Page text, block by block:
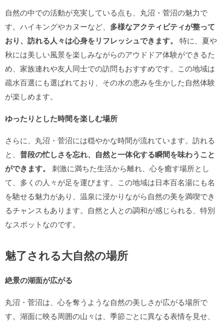
自然の中での活動が充実している点も、丸沼・菅沼の魅力で
す。ハイキングやカヌーなど、 多様なアクティビティが整って
おり、訪れる人々は心身をリフレッシュできます。
特に、夏や
秋には美しい風景を楽しみながらのアウドドア体験ができるた
め、家族連れや友人同士での訪問もおすすめです。この地域は
疏水百選にも選ばれており、その水の恵みを生かした自然体験
が楽しめます。
ゆったりとした時間を楽しむ場所
さらに、丸沼・菅沼には穏やかな時間が流れています。訪れる
と、 普段の忙しさを忘れ、自然と一体化する瞬間を味わうこと
ができます。
刺激に満ちた生活から離れ、心を癒す場所とし
て、多くの人々が足を運びます。この地域は日本百名湯にも名
を馳せる魅力があり、温泉に浸かりながら自然の美を満喫でき
るチャンスもあります。自然と人との調和が感じられる、特別
なスポットなのです。
魅了される大自然の場所
絶景の湖面が広がる
丸沼・菅沼は、心を奪うような自然の美しさが広がる場所で
す。湖面に映る周囲の山々は、季節ごとに異なる表情を見せ、